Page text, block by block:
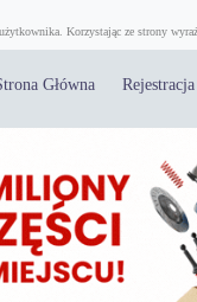
Korzystając ze strony
Główna Rejestracja